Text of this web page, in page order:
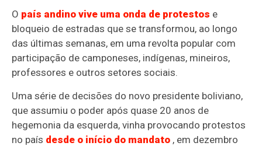
O país andino vive uma onda de protestos e
bloqueio de estradas que se transformou, ao longo
das últimas semanas, em uma revolta popular com
participação de camponeses, indígenas, mineiros,
professores e outros setores sociais.
Uma série de decisões do novo presidente boliviano,
que assumiu o poder após quase 20 anos de
hegemonia da esquerda, vinha provocando protestos
no país desde o início do mandato , em dezembro